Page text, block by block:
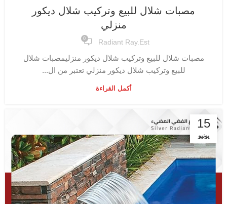
مصبات شلال للبيع وتركيب شلال ديكور
منزلي
Radiant Ray.est
0
مصبات شلال للبيع وتركيب شلال ديكور منزليمصبات شلال
للبيع وتركيب شلال ديكور منزلي تعتبر من ال...
أكمل القراءة
15
يونيو